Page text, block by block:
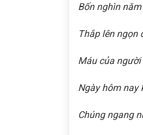
Bốn nghìn
Thắp lên ngọn
Máu của
Ngày hôm nay
Chúng ngang